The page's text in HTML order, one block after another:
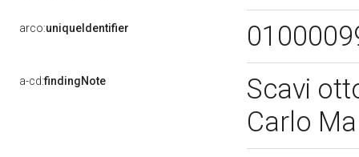
arco:uniqueIdentifier
a-cd:findingNote
Scavi
Carlo